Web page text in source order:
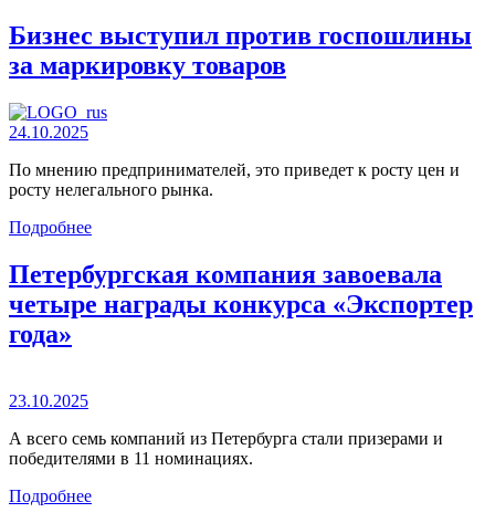
Бизнес выступил против госпошлины
за маркировку товаров
24.10.2025
По мнению предпринимателей, это приведет к росту цен и
росту нелегального рынка.
Подробнее
Петербургская компания завоевала
четыре награды конкурса «Экспортер
года»
23.10.2025
А всего семь компаний из Петербурга стали призерами и
победителями в 11 номинациях.
Подробнее